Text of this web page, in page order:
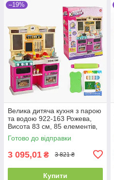
–19%
Велика дитяча кухня з парою
та водою 922-163 Рожева,
Висота 83 см, 85 елементів,
світлом і звуками
Готово до відправки
3 095,01 ₴ 3 821 ₴
Купити